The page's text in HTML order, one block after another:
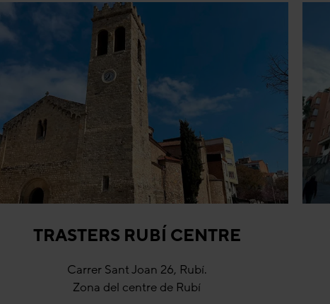
TRASTERS RUBÍ CENTRE
Carrer Sant Joan 26, Rubí.
Zona del centre de Rubí